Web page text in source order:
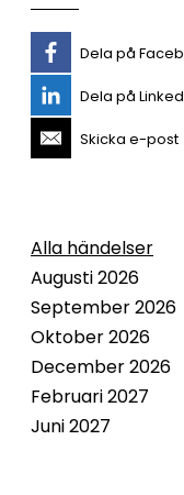
Dela på
Dela på
Skicka e-post
Alla händelser
Augusti 2026
September 2026
Oktober 2026
December 2026
Februari 2027
Juni 2027